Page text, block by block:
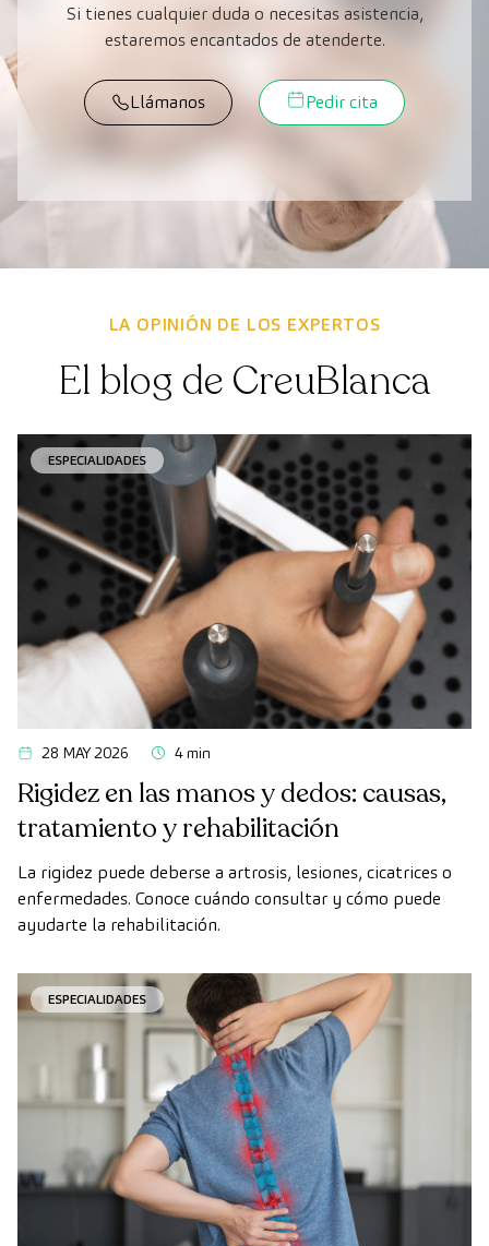
Si tienes cualquier duda o necesitas asistencia,
estaremos encantados de atenderte.
Llámanos Pedir cita
LA OPINIÓN DE LOS EXPERTOS
El blog de CreuBlanca
ESPECIALIDADES
28 MAY 2026 4 min
Rigidez en las manos y dedos: causas,
tratamiento y rehabilitación
La rigidez puede deberse a artrosis, lesiones, cicatrices o
enfermedades. Conoce cuándo consultar y cómo puede
ayudarte la rehabilitación.
ESPECIALIDADES